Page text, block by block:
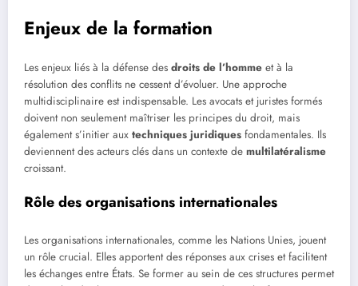
Enjeux de la formation
Les enjeux liés à la défense des droits de l’homme et à la
résolution des conflits ne cessent d’évoluer. Une approche
multidisciplinaire est indispensable. Les avocats et juristes formés
doivent non seulement maîtriser les principes du droit, mais
également s’initier aux techniques juridiques fondamentales. Ils
deviennent des acteurs clés dans un contexte de multilatéralisme
croissant.
Rôle des organisations internationales
Les organisations internationales, comme les Nations Unies, jouent
un rôle crucial. Elles apportent des réponses aux crises et facilitent
les échanges entre États. Se former au sein de ces structures permet